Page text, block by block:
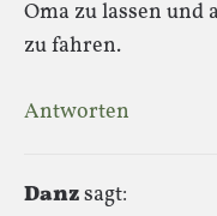
Oma zu lassen
zu fahren.
Antworten
Danzsagt: